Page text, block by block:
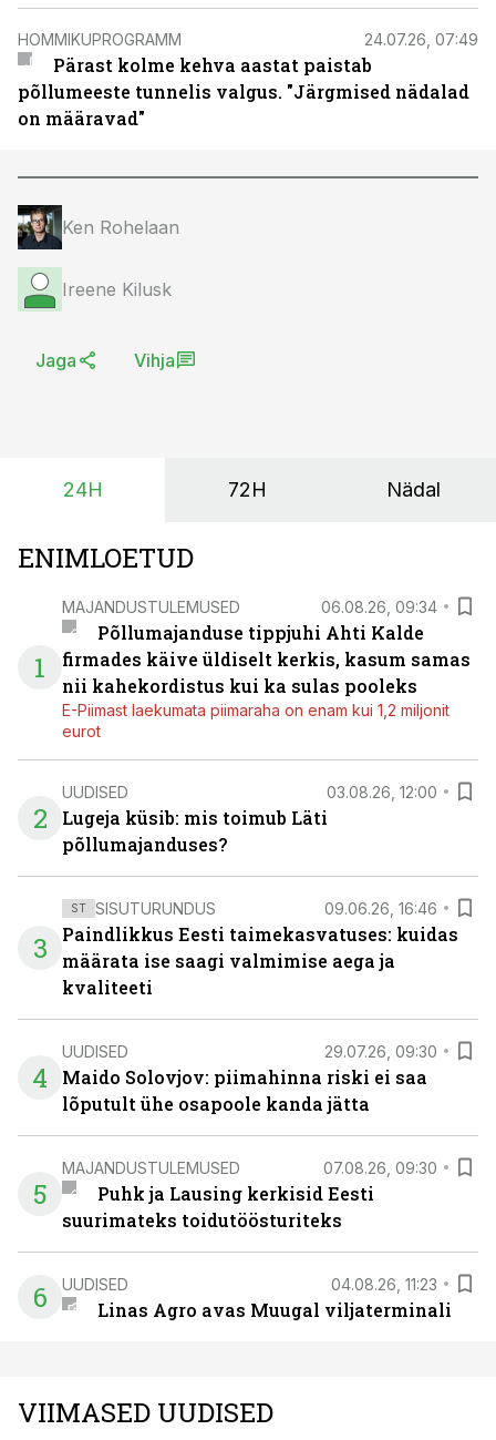
HOMMIKUPROGRAMM 24.07.26, 07:49
Pärast kolme kehva aastat paistab
põllumeeste tunnelis valgus. "Järgmised nädalad
on määravad"
Ken Rohelaan
Ireene Kilusk
Jaga Vihja
24H 72H Nädal
ENIMLOETUD
1
MAJANDUSTULEMUSED 06.08.26, 09:34
Põllumajanduse tippjuhi Ahti Kalde
firmades käive üldiselt kerkis, kasum samas
nii kahekordistus kui ka sulas pooleks
E-Piimast laekumata piimaraha on enam kui 1,2 miljonit
eurot
2
UUDISED 03.08.26, 12:00
Lugeja küsib: mis toimub Läti
põllumajanduses?
3
ST SISUTURUNDUS 09.06.26, 16:46
Paindlikkus Eesti taimekasvatuses: kuidas
määrata ise saagi valmimise aega ja
kvaliteeti
4
UUDISED 29.07.26, 09:30
Maido Solovjov: piimahinna riski ei saa
lõputult ühe osapoole kanda jätta
5
MAJANDUSTULEMUSED 07.08.26, 09:30
Puhk ja Lausing kerkisid Eesti
suurimateks toidutöösturiteks
6 UUDISED 04.08.26, 11:23
Linas Agro avas Muugal viljaterminali
VIIMASED UUDISED